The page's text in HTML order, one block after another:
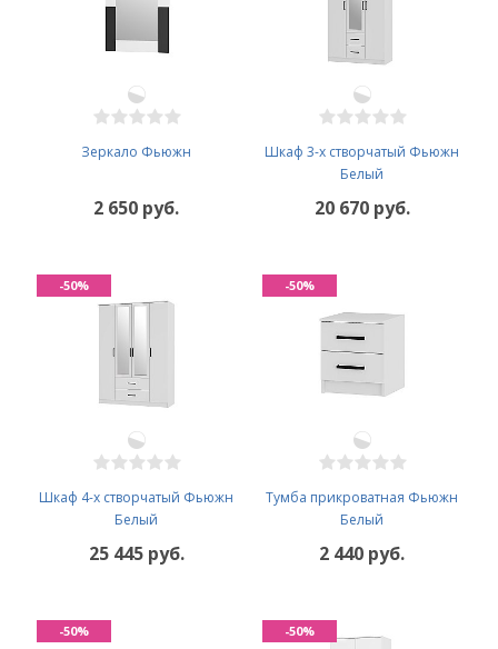
Зеркало Фьюжн
2 650 руб.
Шкаф 3-х створчатый Фьюжн
Белый
20 670 руб.
Шкаф 4-х створчатый Фьюжн
Белый
25 445 руб.
-50%
Тумба прикроватная Фьюжн
Белый
2 440 руб.
-50%
-50% -50%